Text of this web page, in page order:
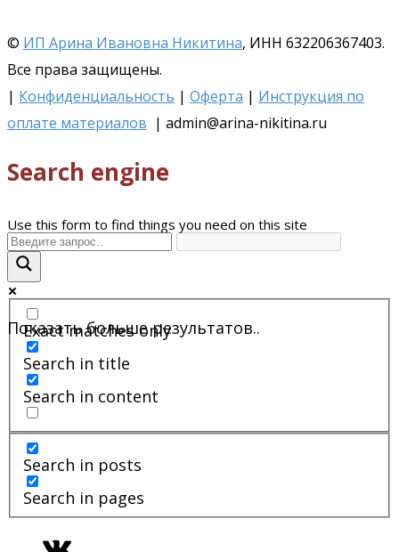
© ИП Арина Ивановна Никитина, ИНН 632206367403.
Все права защищены.
| Конфиденциальность | Оферта | Инструкция по
оплате материалов | admin@arina-nikitina.ru
Search engine
Use this form to find things you need on this site
Показать больше результатов..
Exact matches only
Search in title
Search in content
Search in posts
Search in pages